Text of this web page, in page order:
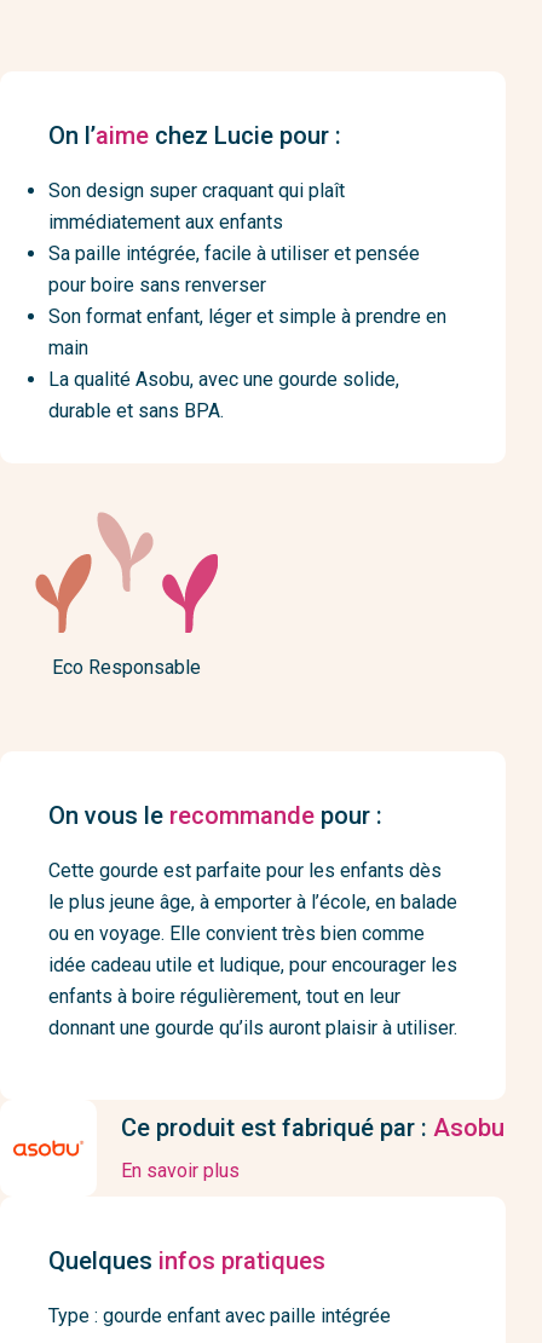
On l’aime chez Lucie pour :
Son design super craquant qui plaît
immédiatement aux enfants
Sa paille intégrée, facile à utiliser et pensée
pour boire sans renverser
Son format enfant, léger et simple à prendre en
main
La qualité Asobu, avec une gourde solide,
durable et sans BPA.
Eco Responsable
On vous le recommande pour :
Cette gourde est parfaite pour les enfants dès
le plus jeune âge, à emporter à l’école, en balade
ou en voyage. Elle convient très bien comme
idée cadeau utile et ludique, pour encourager les
enfants à boire régulièrement, tout en leur
donnant une gourde qu’ils auront plaisir à utiliser.
Ce produit est fabriqué par : Asobu
En savoir plus
Quelques infos pratiques
Type : gourde enfant avec paille intégrée